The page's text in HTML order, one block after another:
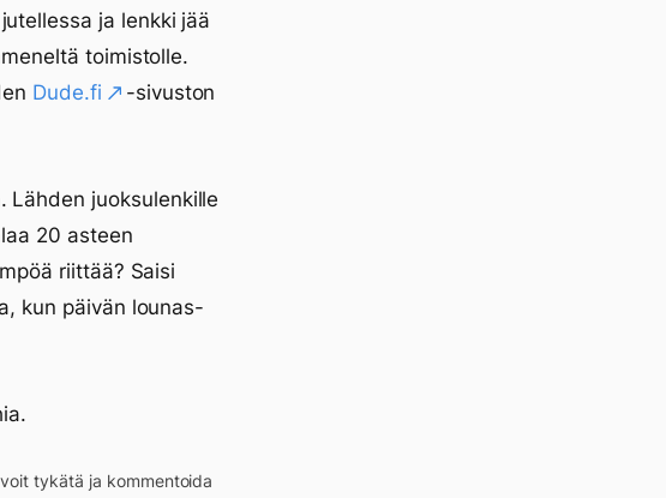
ja lenkki jää
toimistolle.
Dude.fi
-sivuston
Lähden juoksulenkille
20 asteen
riittää? Saisi
kun päivän lounas-
tykätä ja kommentoida